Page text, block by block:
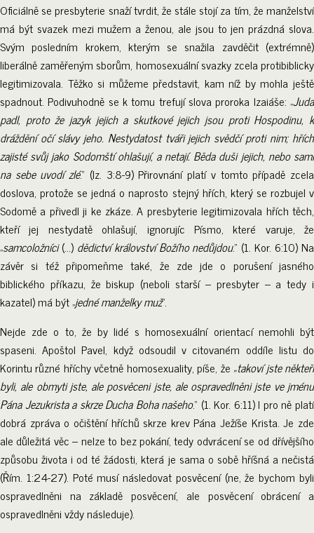
Oficiálně se presbyterie snaží tvrdit, že stále stojí za tím, že manželství
má být svazek mezi mužem a ženou, ale jsou to jen prázdná slova.
Svým posledním krokem, kterým se snažila zavděčit (extrémně)
liberálně zaměřeným sborům, homosexuální svazky zcela protibiblicky
legitimizovala. Těžko si můžeme představit, kam níž by mohla ještě
spadnout. Podivuhodně se k tomu trefují slova proroka Izaiáše: „Juda
padl, proto že jazyk jejich a skutkové jejich jsou proti Hospodinu, k
dráždění očí slávy jeho. Nestydatost tváři jejich svědčí proti nim; hřích
zajisté svůj jako Sodomští ohlašují, a netají. Běda duši jejich, nebo sami
na sebe uvodí zlé.“ (Iz. 3:8-9) Přirovnání platí v tomto případě zcela
doslova, protože se jedná o naprosto stejný hřích, který se rozbujel v
Sodomě a přivedl ji ke zkáze. A presbyterie legitimizovala hřích těch,
kteří jej nestydatě ohlašují, ignorujíc Písmo, které varuje, že
„samcoložníci(…)dědictví království Božího nedůjdou.“ (1. Kor. 6:10) Na
závěr si též připomeňme také, že zde jde o porušení jasného
biblického příkazu, že biskup (neboli starší – presbyter – a tedy i
kazatel) má být „jedné manželky muž“.
Nejde zde o to, že by lidé s homosexuální orientací nemohli být
spaseni. Apoštol Pavel, když odsoudil v citovaném oddíle listu do
Korintu různé hříchy včetně homosexuality, píše, že„takoví jste někteří
byli, ale obmyti jste, ale posvěceni jste, ale ospravedlněni jste ve jménu
Pána Jezukrista a skrze Ducha Boha našeho.“ (1. Kor. 6:11) I pro ně platí
dobrá zpráva o očištění hříchů skrze krev Pána Ježíše Krista. Je zde
ale důležitá věc – nelze to bez pokání, tedy odvrácení se od dřívějšího
způsobu života i od té žádosti, která je sama o sobě hříšná a nečistá
(Řím. 1:24-27). Poté musí následovat posvěcení (ne, že bychom byli
ospravedlněni na základě posvěcení, ale posvěcení obrácení a
ospravedlněni vždy následuje).